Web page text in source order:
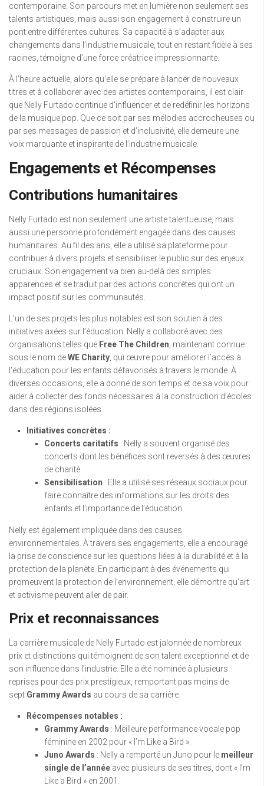
contemporaine. Son parcours met en lumière non seulement ses
talents artistiques, mais aussi son engagement à construire un
pont entre différentes cultures. Sa capacité à s’adapter aux
changements dans l’industrie musicale, tout en restant fidèle à ses
racines, témoigne d’une force créatrice impressionnante.
À l’heure actuelle, alors qu’elle se prépare à lancer de nouveaux
titres et à collaborer avec des artistes contemporains, il est clair
que Nelly Furtado continue d’influencer et de redéfinir les horizons
de la musique pop. Que ce soit par ses mélodies accrocheuses ou
par ses messages de passion et d’inclusivité, elle demeure une
voix marquante et inspirante de l’industrie musicale.
Engagements et Récompenses
Contributions humanitaires
Nelly Furtado est non seulement une artiste talentueuse, mais
aussi une personne profondément engagée dans des causes
humanitaires. Au fil des ans, elle a utilisé sa plateforme pour
contribuer à divers projets et sensibiliser le public sur des enjeux
cruciaux. Son engagement va bien au-delà des simples
apparences et se traduit par des actions concrètes qui ont un
impact positif sur les communautés.
L’un de ses projets les plus notables est son soutien à des
initiatives axées sur l’éducation. Nelly a collaboré avec des
organisations telles que Free The Children , maintenant connue
sous le nom deWE Charity , qui œuvre pour améliorer l’accès à
l’éducation pour les enfants défavorisés à travers le monde. À
diverses occasions, elle a donné de son temps et de sa voix pour
aider à collecter des fonds nécessaires à la construction d’écoles
dans des régions isolées.
Initiatives concrètes :
Concerts caritatifs : Nelly a souvent organisé des
concerts dont les bénéfices sont reversés à des œuvres
de charité.
Sensibilisation : Elle a utilisé ses réseaux sociaux pour
faire connaître des informations sur les droits des
enfants et l’importance de l’éducation.
Nelly est également impliquée dans des causes
environnementales. À travers ses engagements, elle a encouragé
la prise de conscience sur les questions liées à la durabilité et à la
protection de la planète. En participant à des événements qui
promeuvent la protection de l’environnement, elle démontre qu’art
et activisme peuvent aller de pair.
Prix et reconnaissances
La carrière musicale de Nelly Furtado est jalonnée de nombreux
prix et distinctions qui témoignent de son talent exceptionnel et de
son influence dans l’industrie. Elle a été nominée à plusieurs
reprises pour des prix prestigieux, remportant pas moins de
sept Grammy Awards au cours de sa carrière.
Récompenses notables :
Grammy Awards : Meilleure performance vocale pop
féminine en 2002 pour « I’m Like a Bird ».
Juno Awards : Nelly a remporté un Juno pour le meilleur
single de l’année avec plusieurs de ses titres, dont « I’m
Like a Bird » en 2001.